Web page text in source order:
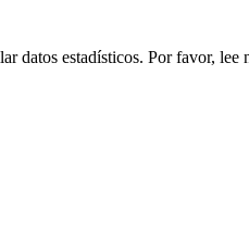
datos estadísticos. Por favor, lee